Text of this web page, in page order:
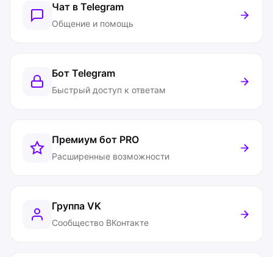
Чат в Telegram
Общение и помощь
Бот Telegram
Быстрый доступ к ответам
Премиум бот PRO
Расширенные возможности
Группа VK
Сообщество ВКонтакте